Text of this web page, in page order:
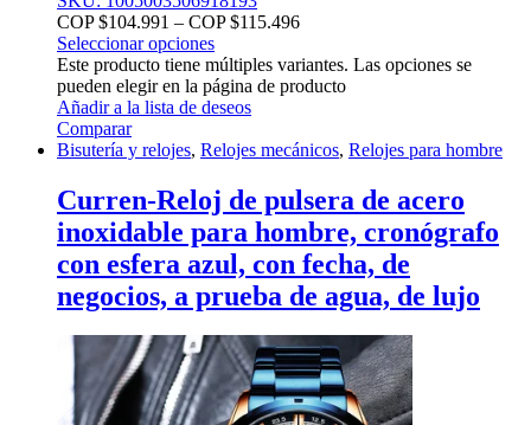
COP $104.991 – COP $115.496
Seleccionar opciones
Este producto tiene múltiples variantes. Las opciones se
pueden elegir en la página de producto
Añadir a la lista de deseos
Comparar
Bisutería y relojes, Relojes mecánicos, Relojes para hombre
Curren-Reloj de pulsera de acero
inoxidable para hombre, cronógrafo
con esfera azul, con fecha, de
negocios, a prueba de agua, de lujo